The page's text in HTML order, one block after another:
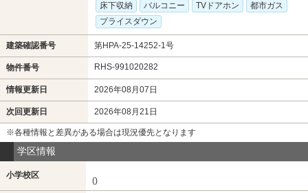
床下収納
バルコニー TVドアホン
都市ガス
プライスダウン
建築確認番号 第HPA-25-14252-1号
物件番号 RHS-991020282
情報更新日 2026年08月07日
次回更新日 2026年08月21日
※各種情報と差異がある場合は現況優先となります
学区情報
小学校区
()